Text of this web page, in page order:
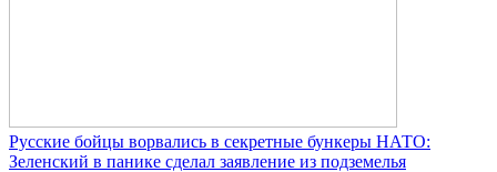
Русские бойцы ворвались в секретные бункеры НАТО:
Зеленский в панике сделал заявление из подземелья